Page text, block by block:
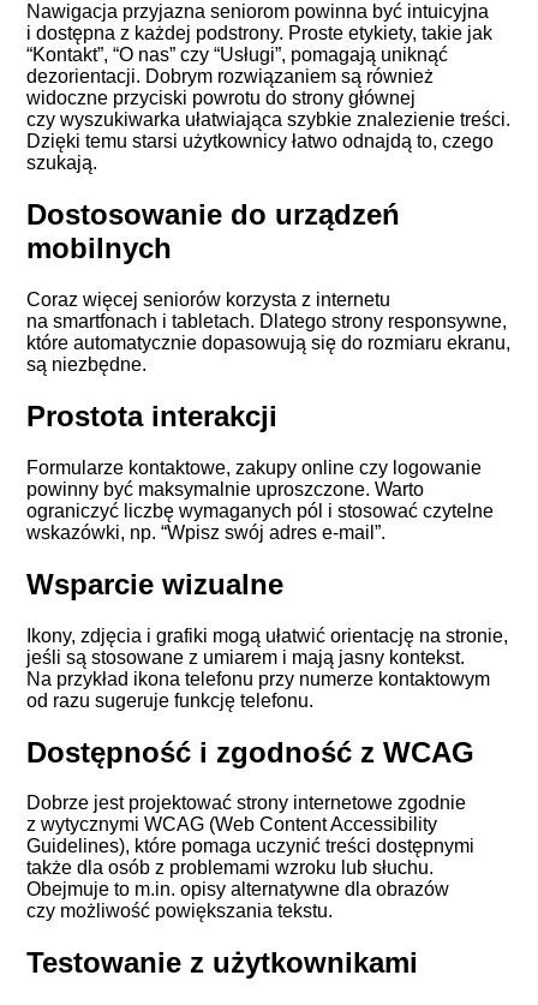
Nawigacja przyjazna seniorom powinna być intuicyjna
i dostępna z każdej podstrony. Proste etykiety, takie jak
“Kontakt”, “O nas” czy “Usługi”, pomagają uniknąć
dezorientacji. Dobrym rozwiązaniem są również
widoczne przyciski powrotu do strony głównej
czy wyszukiwarka ułatwiająca szybkie znalezienie treści.
Dzięki temu starsi użytkownicy łatwo odnajdą to, czego
szukają.
Dostosowanie do urządzeń
mobilnych
Coraz więcej seniorów korzysta z internetu
na smartfonach i tabletach. Dlategostrony responsywne,
które automatycznie dopasowują się do rozmiaru ekranu,
są niezbędne.
Prostota interakcji
Formularze kontaktowe, zakupy online czy logowanie
powinny być maksymalnie uproszczone. Warto
ograniczyć liczbę wymaganych pól i stosować czytelne
wskazówki, np. “Wpisz swój adres e-mail”.
Wsparcie wizualne
Ikony, zdjęcia i grafiki mogą ułatwić orientację na stronie,
jeśli są stosowane z umiarem i mają jasny kontekst.
Na przykład ikona telefonu przy numerze kontaktowym
od razu sugeruje funkcję telefonu.
Dostępność i zgodność z WCAG
Dobrze jest projektować strony internetowe zgodnie
z wytycznymi WCAG (Web Content Accessibility
Guidelines), które pomaga uczynić treści dostępnymi
także dla osób z problemami wzroku lub słuchu.
Obejmuje to m.in. opisy alternatywne dla obrazów
czy możliwość powiększania tekstu.
Testowanie z użytkownikami